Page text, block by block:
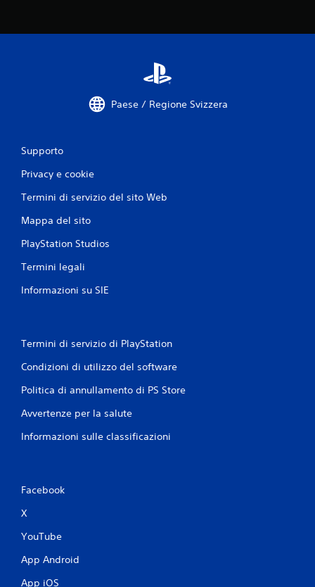
Paese / Regione Svizzera
Supporto
Privacy e cookie
Termini di servizio del sito Web
Mappa del sito
PlayStation Studios
Termini legali
Informazioni su SIE
Termini di servizio di PlayStation
Condizioni di utilizzo del software
Politica di annullamento di PS Store
Avvertenze per la salute
Informazioni sulle classificazioni
Facebook
X
YouTube
App Android
App iOS